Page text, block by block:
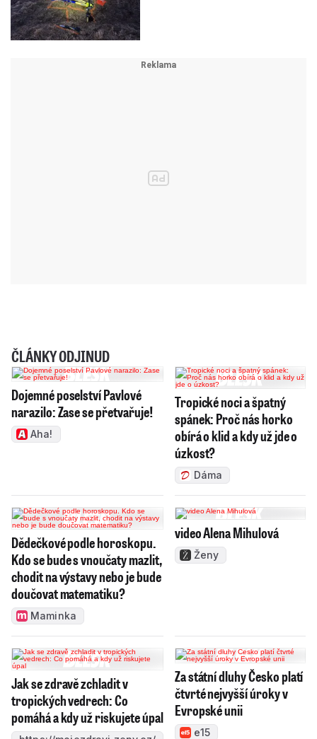
ČLÁNKY ODJINUD
Dojemné poselství Pavlové
narazilo: Zase se přetvařuje!
Aha!
Tropické noci a špatný
spánek: Proč nás horko
obírá o klid a kdy už jde o
úzkost?
Dáma
Dědečkové podle horoskopu.
Kdo se bude s vnoučaty mazlit,
chodit na výstavy nebo je bude
doučovat matematiku?
Maminka
video Alena Mihulová
Ženy
Jak se zdravě zchladit v
tropických vedrech: Co
pomáhá a kdy už riskujete úpal
Za státní dluhy Česko platí
čtvrté nejvyšší úroky v
Evropské unii
e15